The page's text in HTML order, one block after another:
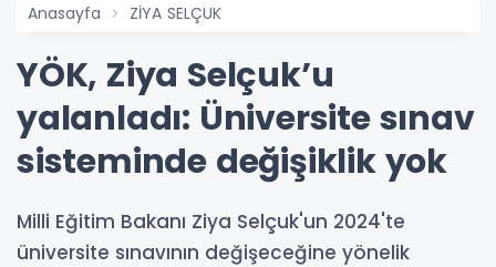
Anasayfa ZİYA SELÇUK
YÖK, Ziya Selçuk’u
yalanladı: Üniversite sınav
sisteminde değişiklik yok
Milli Eğitim Bakanı Ziya Selçuk'un 2024'te
üniversite sınavının değişeceğine yönelik